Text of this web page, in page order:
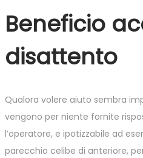
Beneficio
disattento
Qualora volere aiuto sembra
vengono per niente fornite
l’operatore, e ipotizzabile ad
parecchio celibe di anteriore,